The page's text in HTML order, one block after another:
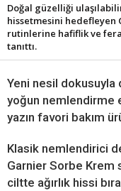
Doğal güzelliği
hissetmesini hedefleyen
rutinlerine hafiflik ve
tanıttı.
Yeni nesil
yoğun nemlendirme
yazın favori bakım
Klasik nemlendirici
Garnier Sorbe Krem
ciltte ağırlık hissi